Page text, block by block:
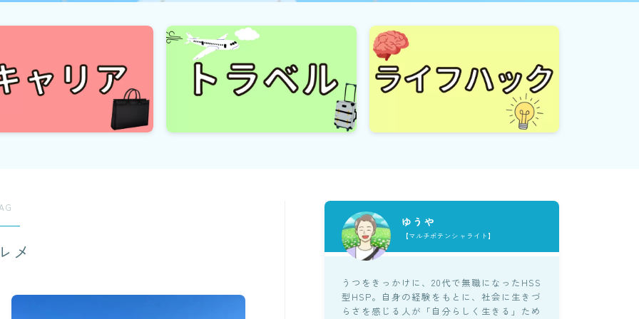
メ
ゆうや
【マルチポテンシャライト】
うつをきっかけに、20代で無職になったHSS
型HSP。自身の経験をもとに、社会に生きづ
らさを感じる人が「自分らしく生きる」ため